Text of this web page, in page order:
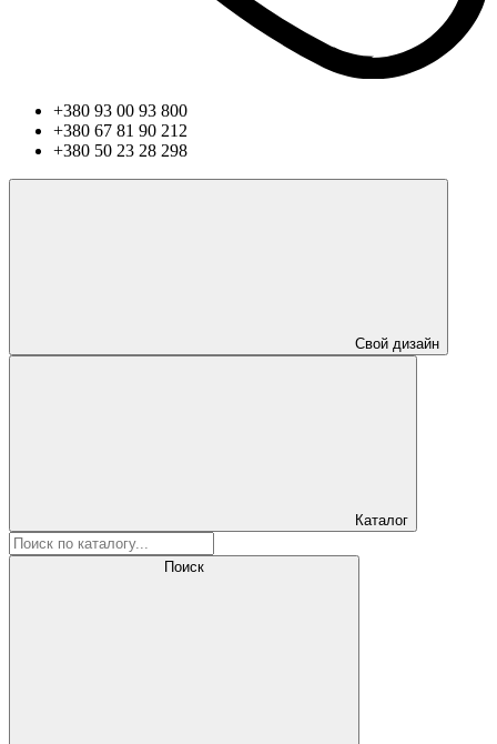
+380 93 00 93 800
+380 67 81 90 212
+380 50 23 28 298
Свой дизайн
Каталог
Поиск